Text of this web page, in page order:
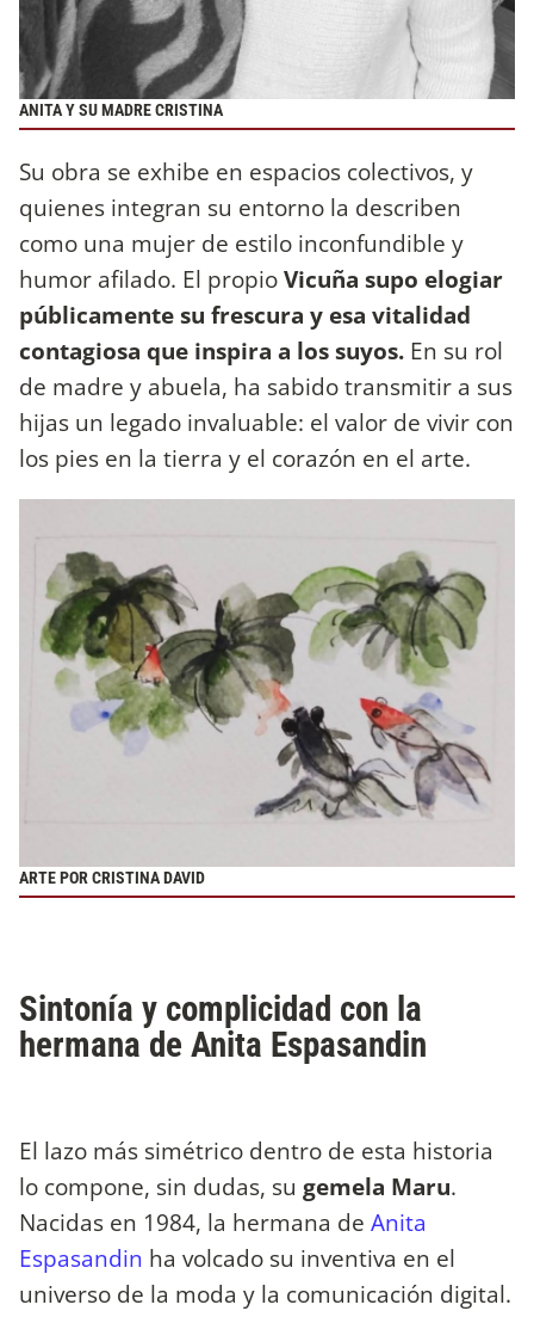
ANITA Y SU MADRE CRISTINA
Su obra se exhibe en espacios colectivos, y
quienes integran su entorno la describen
como una mujer de estilo inconfundible y
humor afilado. El propioVicuña supo elogiar
públicamente su frescura y esa vitalidad
contagiosa que inspira a los suyos. En su rol
de madre y abuela, ha sabido transmitir a sus
hijas un legado invaluable: el valor de vivir con
los pies en la tierra y el corazón en el arte.
ARTE POR CRISTINA DAVID
Sintonía y complicidad con la
hermana de Anita Espasandin
El lazo más simétrico dentro de esta historia
lo compone, sin dudas, su gemela Maru.
Nacidas en 1984, la hermana de Anita
Espasandin ha volcado su inventiva en el
universo de la moda y la comunicación digital.